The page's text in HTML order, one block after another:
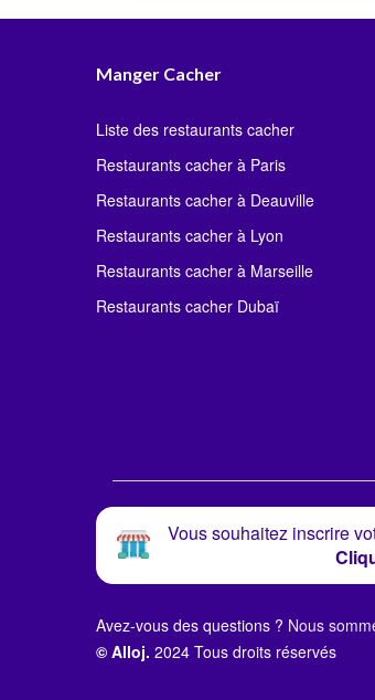
Manger Cacher
Liste des restaurants cacher
Restaurants cacher à Paris
Restaurants cacher à Deauville
Restaurants cacher à Lyon
Restaurants cacher à Marseille
Restaurants cacher Dubaï
Vous souhaitez inscrire
Avez-vous des questions ? Nous
© Alloj. 2024 Tous droits réservés